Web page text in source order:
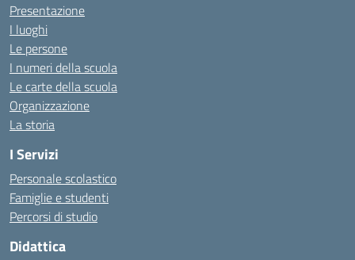
Presentazione
I luoghi
Le persone
I numeri della scuola
Le carte della scuola
Organizzazione
La storia
I Servizi
Personale scolastico
Famiglie e studenti
Percorsi di studio
Didattica